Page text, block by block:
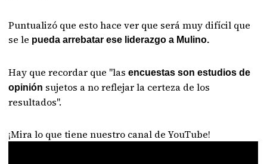
Puntualizó que esto hace ver que será muy difícil que
se le pueda arrebatar ese liderazgo a Mulino.
Hay que recordar que "las encuestas son estudios de
opinión sujetos a no reflejar la certeza de los
resultados".
¡Mira lo que tiene nuestro canal de YouTube!